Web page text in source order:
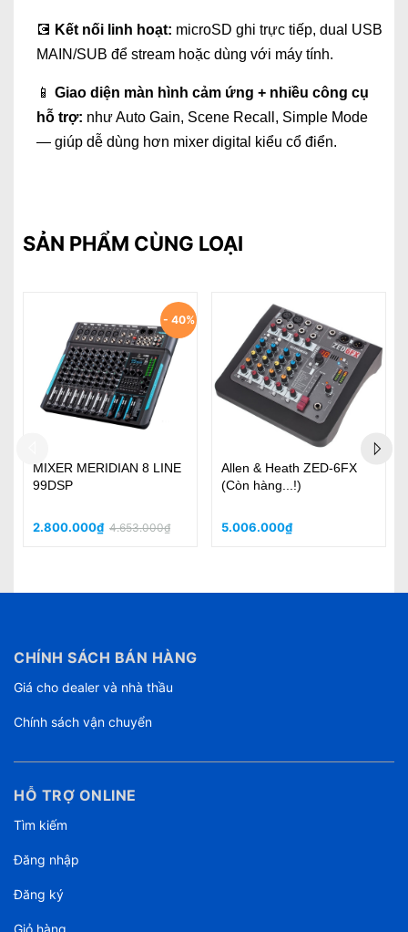
💽 Kết nối linh hoạt: microSD ghi trực tiếp, dual USB
MAIN/SUB để stream hoặc dùng với máy tính.
📱 Giao diện màn hình cảm ứng + nhiều công cụ
hỗ trợ: như Auto Gain, Scene Recall, Simple Mode
— giúp dễ dùng hơn mixer digital kiểu cổ điển.
SẢN PHẨM CÙNG LOẠI
Behringer Flow 8
5.756.000₫
Allen & Heath ZED-10FX
Karaoke S-Vip
9.130.000₫
CHÍNH SÁCH BÁN HÀNG
Giá cho dealer và nhà thầu
Chính sách vận chuyển
HỖ TRỢ ONLINE
Tìm kiếm
Đăng nhập
Đăng ký
Giỏ hàng